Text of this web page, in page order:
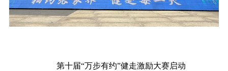
第十届“万步有约”健走激励大赛启动